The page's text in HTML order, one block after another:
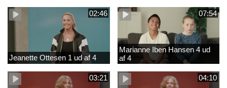
02:46
Jeanette Ottesen 1 ud af 4
07:54
Marianne Iben Hansen 4 ud
af 4
03:21 04:10